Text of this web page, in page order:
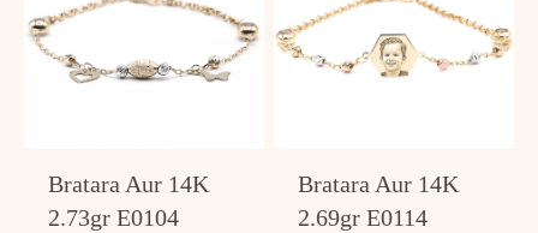
Bratara Aur 14K
2.73gr E0104
Bratara Aur 14K
2.69gr E0114